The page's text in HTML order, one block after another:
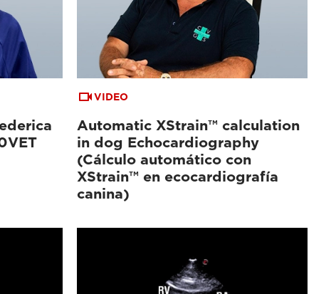
VIDEO
Automatic XStrain™ calculation
in dog Echocardiography
(Cálculo automático con
XStrain™ en ecocardiografía
canina)